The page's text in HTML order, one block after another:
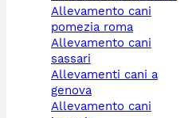
allevamento cani
pomezia roma
allevamento cani
sassari
allevamenti cani a
genova
allevamento cani